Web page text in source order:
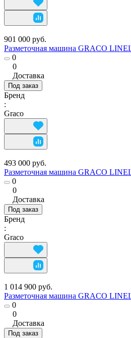
901 000 руб.
Разметочная машина GRACO
0
0
Доставка
Под заказ
Бренд
:
Graco
493 000 руб.
Разметочная машина GRACO
0
0
Доставка
Под заказ
Бренд
:
Graco
1 014 900 руб.
Разметочная машина GRACO
0
0
Доставка
Под заказ